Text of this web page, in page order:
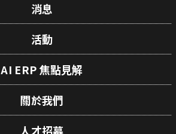
消息
活動
AI ERP 焦點見解
關於我們
人才招募